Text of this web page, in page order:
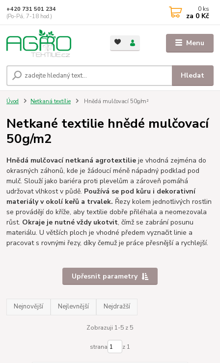
Menu
Hledat
+420 731 501 234
(Po-Pá, 7-18 hod.)
0 ks
za 0 Kč
Úvod Netkaná textílie Hnědá mulčovací 50g/m²
Netkané textilie hnědé mulčovací
50g/m2
Hnědá mulčovací netkaná agrotextilie je vhodná zejména do
okrasných záhonů, kde je žádoucí méně nápadný podklad pod
mulč. Slouží jako bariéra proti plevelům a zároveň pomáhá
udržovat vlhkost v půdě. Používá se pod kůru i dekorativní
materiály v okolí keřů a trvalek. Řezy kolem jednotlivých rostlin
se provádějí do kříže, aby textilie dobře přiléhala a neomezovala
růst. Okraje je nutné vždy ukotvit, čímž se zabrání posunu
materiálu. U větších ploch je vhodné předem vyznačit linie a
pracovat s rovnými řezy, díky čemuž je práce přesnější a rychlejší.
Upřesnit parametry
Nejnovější Nejlevnější Nejdražší
Zobrazuji 1-5 z 5
strana z 1